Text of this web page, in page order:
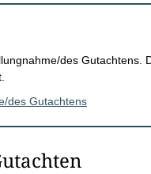
des Gutachtens.
des Gutachtens